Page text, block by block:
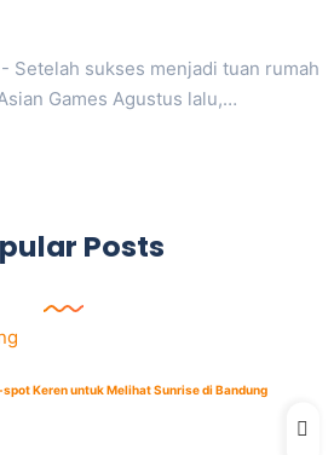
- Setelah sukses menjadi tuan rumah
Games Agustus lalu,…
Posts
Keren untuk Melihat Sunrise di Bandung